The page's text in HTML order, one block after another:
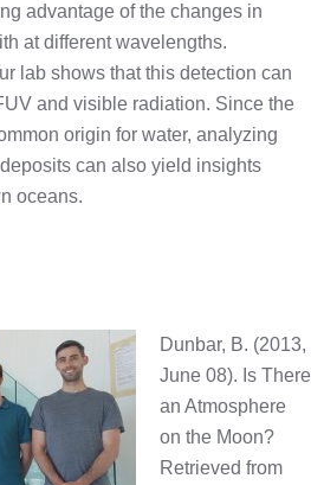
advantage of the changes in
at different wavelengths.
lab shows that this detection can
and visible radiation. Since the
origin for water, analyzing
can also yield insights
oceans.
Dunbar, B. (2013,
June 08). Is There
an Atmosphere
on the Moon?
Retrieved from